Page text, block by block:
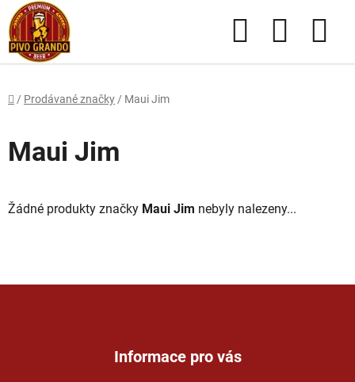
Přejít
na
obsah
Hledat
NÁKUPNÍ
Domů
/ Prodávané značky / Maui Jim
Maui Jim
Žádné produkty značky Maui Jim nebyly nalezeny...
Informace pro vás